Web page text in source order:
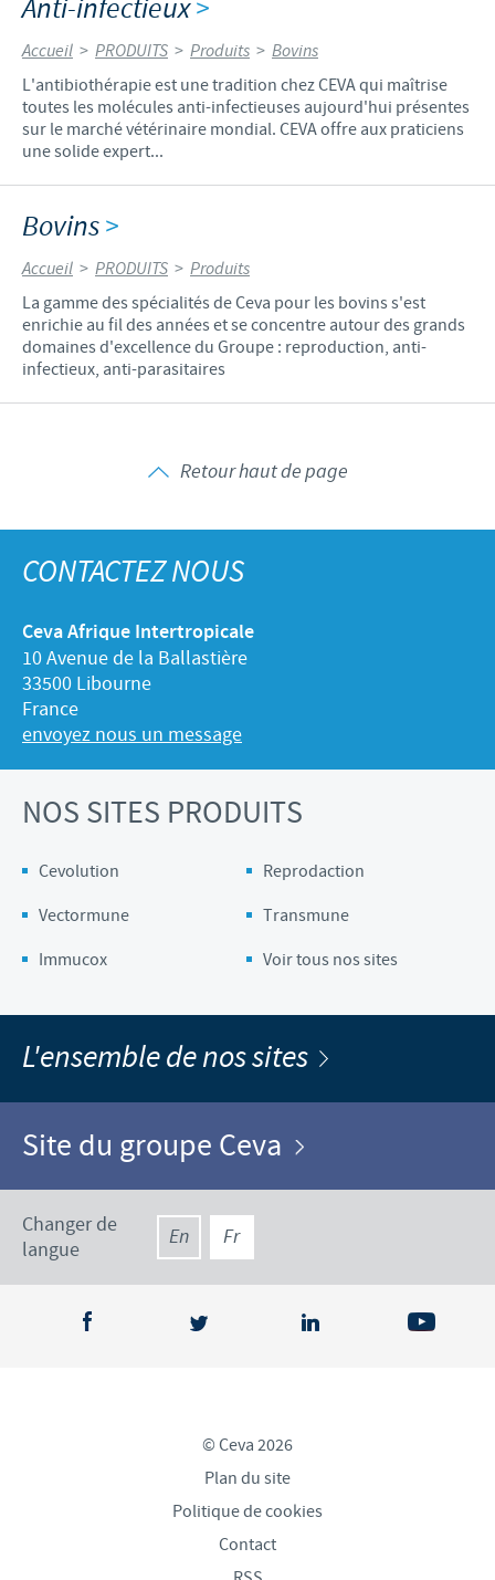
Anti-infectieux>
Accueil > PRODUITS > Produits > Bovins
L'antibiothérapie est une tradition chez CEVA qui maîtrise
toutes les molécules anti-infectieuses aujourd'hui présentes
sur le marché vétérinaire mondial. CEVA offre aux praticiens
une solide expert...
Bovins>
Accueil > PRODUITS > Produits
La gamme des spécialités de Ceva pour les bovins s'est
enrichie au fil des années et se concentre autour des grands
domaines d'excellence du Groupe : reproduction, anti-
infectieux, anti-parasitaires
Retour haut de page
CONTACTEZ NOUS
Ceva Afrique Intertropicale
10 Avenue de la Ballastière
33500 Libourne
France
envoyez nous un message
NOS SITES PRODUITS
Cevolution
Reprodaction
Vectormune
Transmune
Immucox
Voir tous nos sites
L'ensemble de nos sites
Site du groupe Ceva
Changer de
langue
En Fr
© Ceva 2026
Plan du site
Politique de cookies
Contact